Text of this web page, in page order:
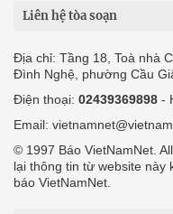
Liên hệ tòa soạn
Địa chỉ: Tầng 18, Toà nhà
Đình Nghệ, phường Cầu
Điện thoại: 02439369898 -
Email:
© 1997 Báo VietNamNet.
lại thông tin từ website này
báo VietNamNet.